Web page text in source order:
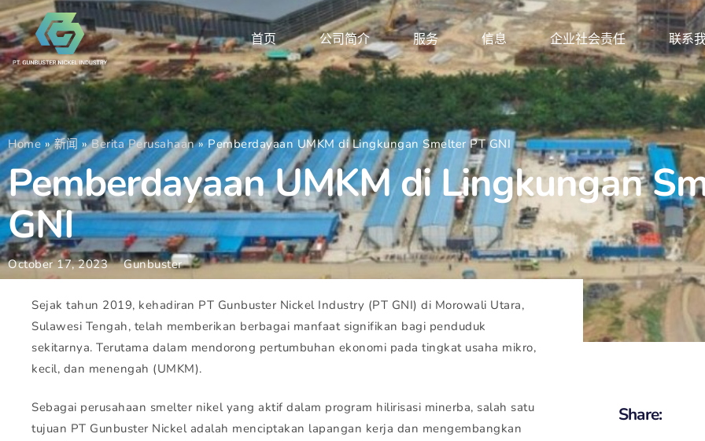
首页 公司简介 服务 信息 企业社会责任 联系
Home»新闻 »Berita Perusahaan» Pemberdayaan UMKM di Lingkungan Smelter PT GNI
Pemberdayaan UMKM di Lingkungan
GNI
October 17, 2023 Gunbuster
Sejak tahun 2019, kehadiran PT Gunbuster Nickel Industry (PT GNI) di Morowali Utara,
Sulawesi Tengah, telah memberikan berbagai manfaat signifikan bagi penduduk
sekitarnya. Terutama dalam mendorong pertumbuhan ekonomi pada tingkat usaha mikro,
kecil, dan menengah (UMKM).
Sebagai perusahaan smelter nikel yang aktif dalam program hilirisasi minerba, salah satu
tujuan PT Gunbuster Nickel adalah menciptakan lapangan kerja dan mengembangkan
Share: